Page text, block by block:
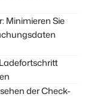
Minimieren Sie
der Check-